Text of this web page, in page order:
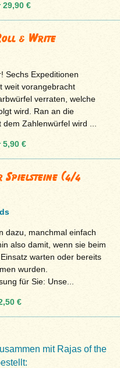
29,90 €
& Write
Sechs Expeditionen
weit vorangebracht
verraten, welche
wird. Ran an die
Zahlenwürfel wird ...
5,90 €
Spielsteine (4/4
dazu, manchmal einfach
also damit, wenn sie beim
warten oder bereits
wurden.
für Sie: Unse...
€
mit Rajas of the